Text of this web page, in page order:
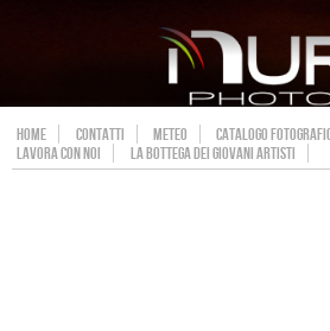
HOME CONTATTI METEO
CATALOGO
LAVORA CON NOI
LA BOTTEGA DEI GIOVANI ARTISTI